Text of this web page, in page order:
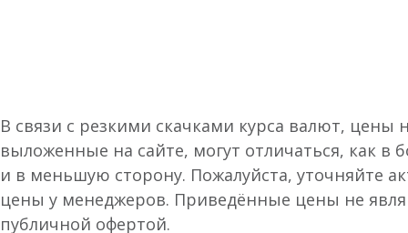
В связи с резкими скачками курса валют, цены
выложенные на сайте, могут отличаться, как в
и в меньшую сторону. Пожалуйста, уточняйте
цены у менеджеров. Приведённые цены не
публичной офертой.